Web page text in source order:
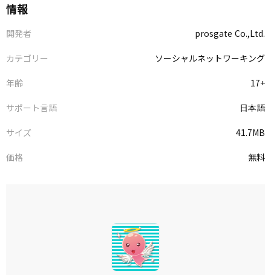
情報
開発者 prosgate Co.,Ltd.
カテゴリー ソーシャルネットワーキング
年齢 17+
サポート言語 日本語
サイズ 41.7MB
価格 無料